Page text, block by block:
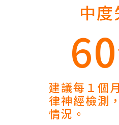
中度
建議每１個
律神經檢測
情況。